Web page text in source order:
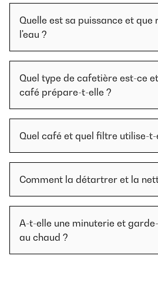
Quelle est sa puissance et que
l'eau ?
Quel type de cafetière est-ce
café prépare-t-elle ?
Quel café et quel filtre utilise-t-
Comment la détartrer et la
A-t-elle une minuterie et
au chaud ?